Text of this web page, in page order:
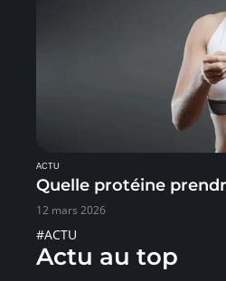
ACTU
Quelle protéine
12 mars 2026
#ACTU
Actu au top